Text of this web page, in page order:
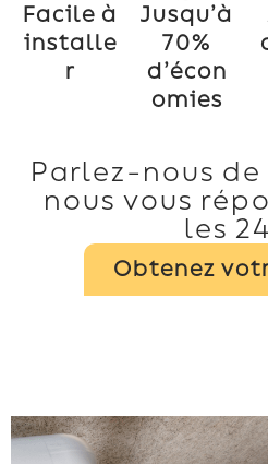
Facile à
installe
r
Jusqu’à
70%
d’écon
omies
Parlez-nous
nous vous
les
Obtenez